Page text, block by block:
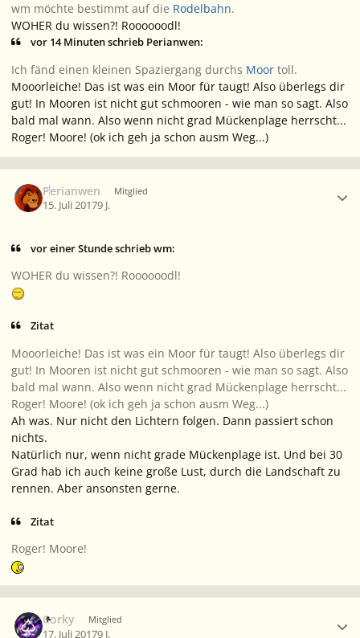
wm möchte bestimmt auf die Rodelbahn.
WOHER du wissen?! Roooooodl!
vor 14 Minuten schrieb Perianwen:
Ich fänd einen kleinen Spaziergang durchs Moor toll.
Mooorleiche! Das ist was ein Moor für taugt! Also überlegs dir
gut! In Mooren ist nicht gut schmooren - wie man so sagt. Also
bald mal wann. Also wenn nicht grad Mückenplage herrscht...
Roger! Moore! (ok ich geh ja schon ausm Weg...)
Perianwen Mitglied
15. Juli 20179 J.
vor einer Stunde schrieb wm:
WOHER du wissen?! Roooooodl!
Zitat
Mooorleiche! Das ist was ein Moor für taugt! Also überlegs dir
gut! In Mooren ist nicht gut schmooren - wie man so sagt. Also
bald mal wann. Also wenn nicht grad Mückenplage herrscht...
Roger! Moore! (ok ich geh ja schon ausm Weg...)
Ah was. Nur nicht den Lichtern folgen. Dann passiert schon
nichts.
Natürlich nur, wenn nicht grade Mückenplage ist. Und bei 30
Grad hab ich auch keine große Lust, durch die Landschaft zu
rennen. Aber ansonsten gerne.
Zitat
Roger! Moore!
Corky Mitglied
17. Juli 20179 J.